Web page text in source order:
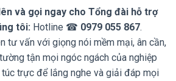
và gọi ngay cho Tổng đài hỗ trợ
tôi: Hotline ☎ 0979 055 867.
tư vấn với giọng nói mềm mại, ân cần,
tận mọi ngóc ngách của nghiệp
trực để lắng nghe và giải đáp mọi